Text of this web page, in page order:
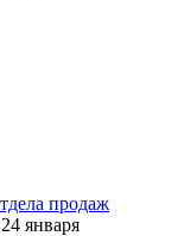
продаж
24 января